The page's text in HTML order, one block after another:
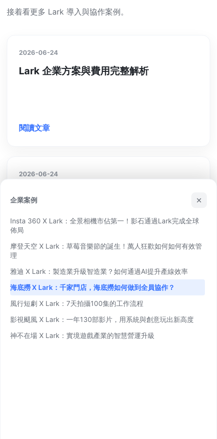
企業案例 ×
Insta 360 X Lark：全景相機市佔第一！影石通過Lark完成全球
佈局
摩登天空 X Lark：草莓音樂節的誕生！萬人狂歡如何如何有效管
理
雅迪 X Lark：製造業升級智造業？如何通過AI提升產線效率
海底撈 X Lark：千家門店，海底撈如何做到全員協作？
風行短劇 X Lark：7天拍攝100集的工作流程
影視颶風 X Lark：一年130部影片，用系統與創意玩出新高度
神不在場 X Lark：實境遊戲產業的智慧營運升級
接着看更多 Lark 導入與協作案例。
2026-06-24
Lark 企業方案與費用完整解析
閱讀文章
2026-06-24
一個？
閱讀文章
團隊通訊協作平台怎麼選？省成本、一站
整合的做法